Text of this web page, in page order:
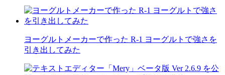
ヨーグルトメーカーで作った R-1 ヨーグルトで強さを
引き出してみた